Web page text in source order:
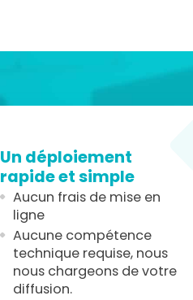
Un déploiement
rapide et simple
Aucun frais de mise en
ligne
Aucune compétence
technique requise, nous
nous chargeons de votre
diffusion.